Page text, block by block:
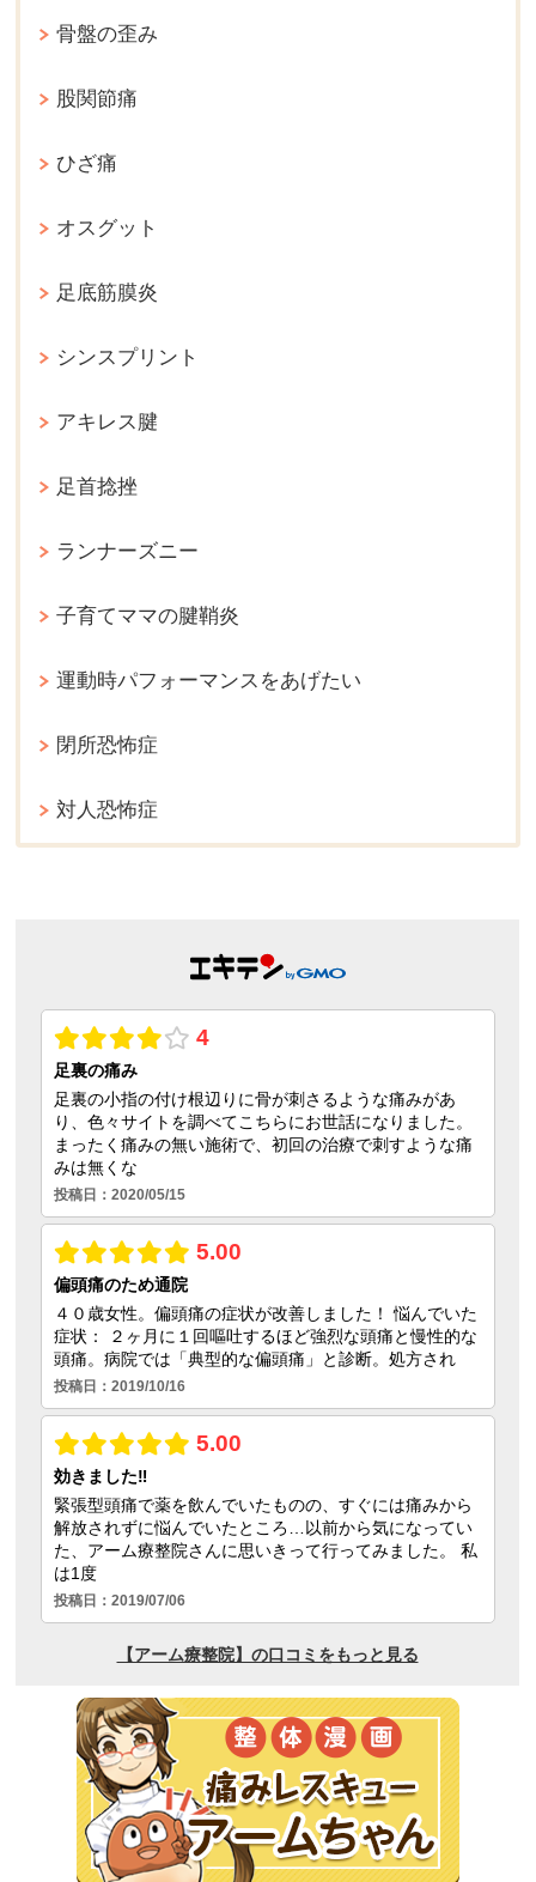
骨盤の歪み
股関節痛
ひざ痛
オスグット
足底筋膜炎
シンスプリント
アキレス腱
足首捻挫
ランナーズニー
子育てママの腱鞘炎
運動時パフォーマンスをあげたい
閉所恐怖症
対人恐怖症